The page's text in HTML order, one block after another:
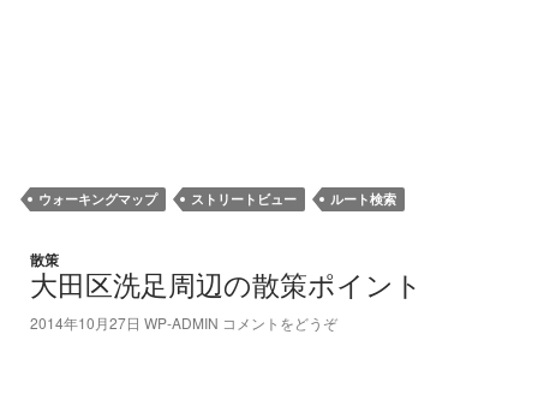
ウォーキングマップ ストリートビュー ルート検索
散策
大田区洗足周辺の散策ポイント
2014年10月27日 WP-ADMIN コメントをどうぞ